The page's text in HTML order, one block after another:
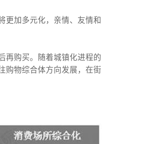
更加多元化，亲情、友情和
再购买。随着城镇化进程的
购物综合体方向发展，在街